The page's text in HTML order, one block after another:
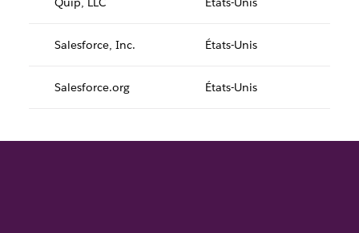
Salesforce, Inc. États-Unis
Salesforce.org États-Unis